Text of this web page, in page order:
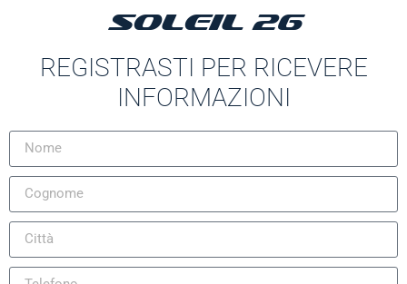
SOLEIL 26
REGISTRASTI PER RICEVERE
INFORMAZIONI